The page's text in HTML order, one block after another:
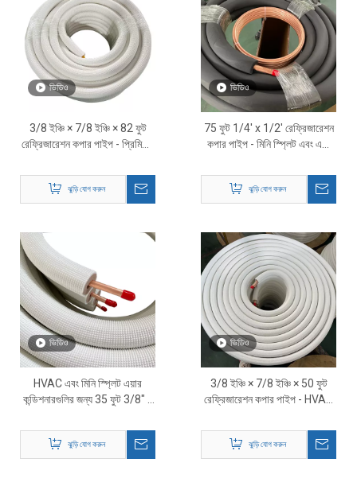
ভিডিও
3/8 ইঞ্চি × 7/8 ইঞ্চি × 82 ফুট
রেফ্রিজারেশন কপার পাইপ - প্রিমিয়াম
ঝুড়ি যোগ করুন
ভিডিও
75 ফুট 1/4' x 1/2' রেফ্রিজারেশন
কপার পাইপ - মিনি স্প্লিট এবং এসি
কপার লাইন সেট
ঝুড়ি যোগ করুন
ভিডিও
HVAC এবং মিনি স্প্লিট এয়ার
কন্ডিশনারগুলির জন্য 35 ফুট 3/8″ ×
ঝুড়ি যোগ করুন
ভিডিও
3/8 ইঞ্চি × 7/8 ইঞ্চি × 50 ফুট
রেফ্রিজারেশন কপার পাইপ - HVAC
ঝুড়ি যোগ করুন